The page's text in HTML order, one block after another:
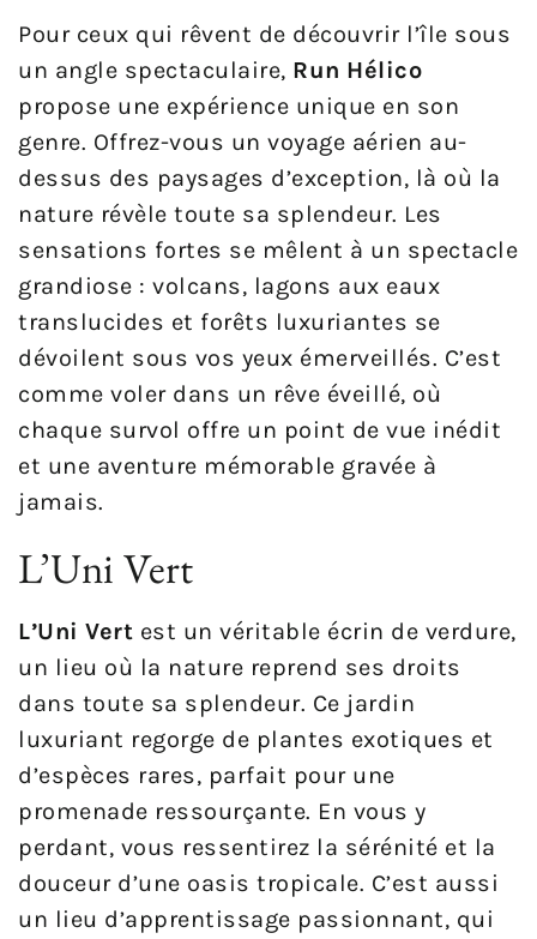
Pour ceux qui rêvent de découvrir l’île sous
un angle spectaculaire, Run Hélico
propose une expérience unique en son
genre. Offrez-vous un voyage aérien au-
dessus des paysages d’exception, là où la
nature révèle toute sa splendeur. Les
sensations fortes se mêlent à un spectacle
grandiose : volcans, lagons aux eaux
translucides et forêts luxuriantes se
dévoilent sous vos yeux émerveillés. C’est
comme voler dans un rêve éveillé, où
chaque survol offre un point de vue inédit
et une aventure mémorable gravée à
jamais.
L’Uni Vert
L’Uni Vert est un véritable écrin de verdure,
un lieu où la nature reprend ses droits
dans toute sa splendeur. Ce jardin
luxuriant regorge de plantes exotiques et
d’espèces rares, parfait pour une
promenade ressourçante. En vous y
perdant, vous ressentirez la sérénité et la
douceur d’une oasis tropicale. C’est aussi
un lieu d’apprentissage passionnant, qui